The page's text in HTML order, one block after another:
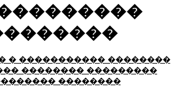
� ����������� ��������
�������� ���������
��������